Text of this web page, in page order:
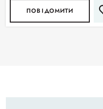
ПОВІДОМИТИ